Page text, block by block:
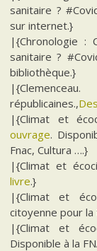
sanitaire ?
sur internet.}
|{Chronologie :
sanitaire ?
bibliothèque.}
républicaines.,
|{Climat et
ouvrage.
Fnac, Cultura ….}
|{Climat et
livre.}
|{Climat et
citoyenne pour
|{Climat et
Disponible à la